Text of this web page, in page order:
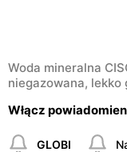
Woda mineralna
niegazowana, lekko
Włącz
GLOBI